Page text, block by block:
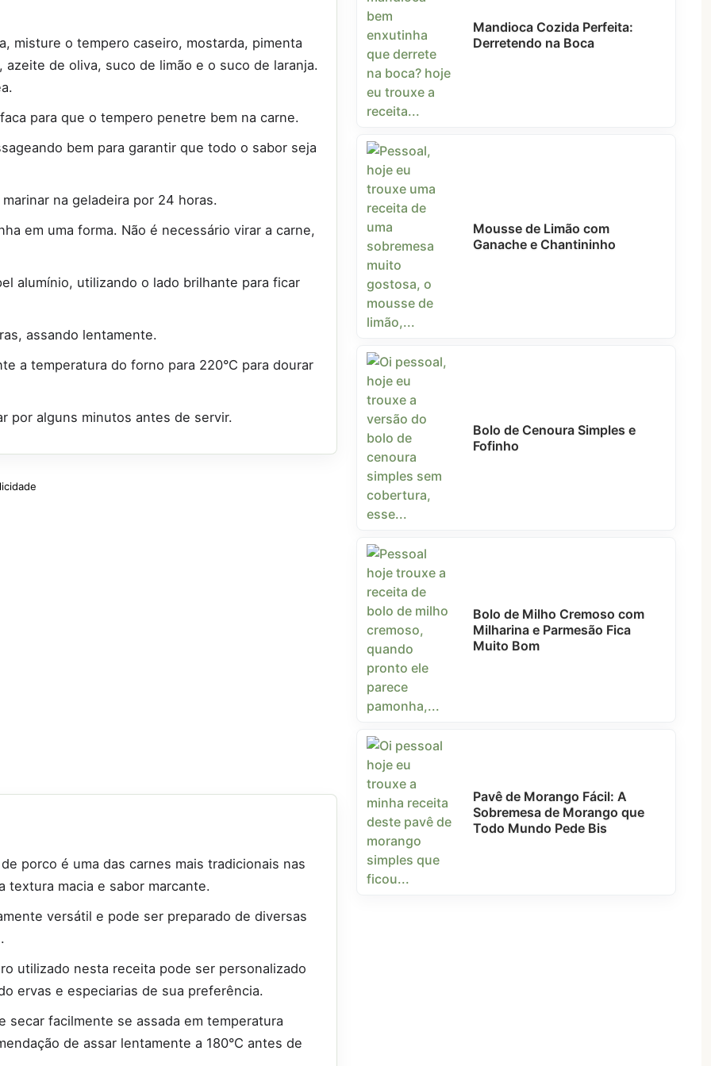
misture o tempero caseiro, mostarda, pimenta
de oliva, suco de limão e o suco de laranja.
para que o tempero penetre bem na carne.
bem para garantir que todo o sabor seja
na geladeira por 24 horas.
em uma forma. Não é necessário virar a carne,
alumínio, utilizando o lado brilhante para ficar
assando lentamente.
a temperatura do forno para 220°C para dourar
por alguns minutos antes de servir.
porco é uma das carnes mais tradicionais nas
textura macia e sabor marcante.
versátil e pode ser preparado de diversas
utilizado nesta receita pode ser personalizado
ervas e especiarias de sua preferência.
secar facilmente se assada em temperatura
de assar lentamente a 180°C antes de
Mandioca Cozida Perfeita:
Derretendo na Boca
Mousse de Limão com
Ganache e Chantininho
Bolo de Cenoura Simples e
Fofinho
Bolo de Milho Cremoso com
Milharina e Parmesão Fica
Muito Bom
Pavê de Morango Fácil: A
Sobremesa de Morango que
Todo Mundo Pede Bis